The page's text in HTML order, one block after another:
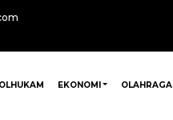
EKONOMI OLAHRAGA